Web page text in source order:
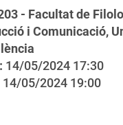
- Facultat de
i Comunicació,
14/05/2024 17:30
14/05/2024 19:00